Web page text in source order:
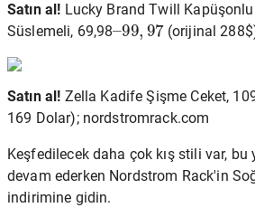
Satın al! Lucky Brand Twill
Süslemeli, 69,98
–
99,97
(orijinal
Satın al! Zella Kadife Şişme Ceket,
169 Dolar); nordstromrack.com
Keşfedilecek daha çok kış stili var,
devam ederken Nordstrom Rack'in
indirimine gidin.